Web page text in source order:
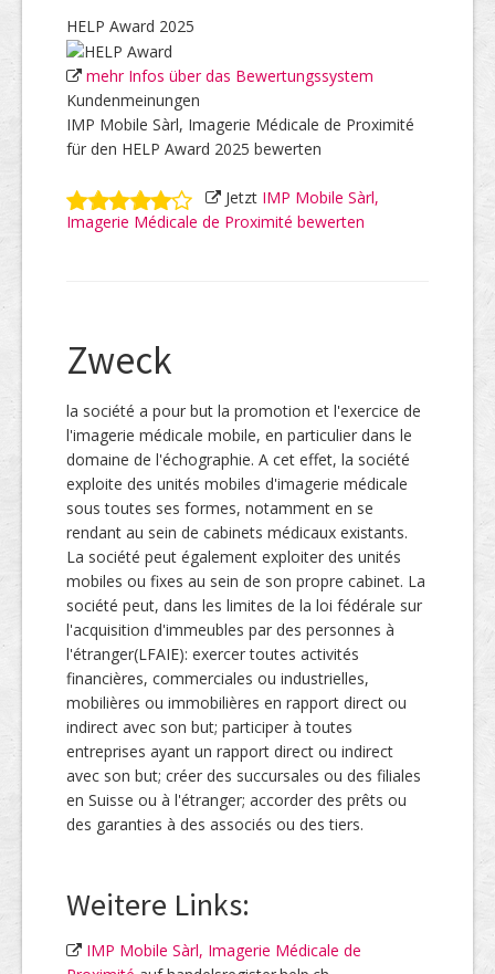
HELP Award 2025
mehr Infos über das Bewertungssystem
Kundenmeinungen
IMP Mobile Sàrl, Imagerie Médicale de Proximité
für den HELP Award 2025 bewerten
Jetzt IMP Mobile Sàrl,
Imagerie Médicale de Proximité bewerten
Zweck
la société a pour but la promotion et l'exercice de
l'imagerie médicale mobile, en particulier dans le
domaine de l'échographie. A cet effet, la société
exploite des unités mobiles d'imagerie médicale
sous toutes ses formes, notamment en se
rendant au sein de cabinets médicaux existants.
La société peut également exploiter des unités
mobiles ou fixes au sein de son propre cabinet. La
société peut, dans les limites de la loi fédérale sur
l'acquisition d'immeubles par des personnes à
l'étranger(LFAIE): exercer toutes activités
financières, commerciales ou industrielles,
mobilières ou immobilières en rapport direct ou
indirect avec son but; participer à toutes
entreprises ayant un rapport direct ou indirect
avec son but; créer des succursales ou des filiales
en Suisse ou à l'étranger; accorder des prêts ou
des garanties à des associés ou des tiers.
Weitere Links:
IMP Mobile Sàrl, Imagerie Médicale de